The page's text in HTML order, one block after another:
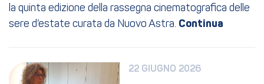
la quinta edizione della rassegna cinematografica delle
sere d’estate curata da Nuovo Astra.
22 GIUGNO 2026